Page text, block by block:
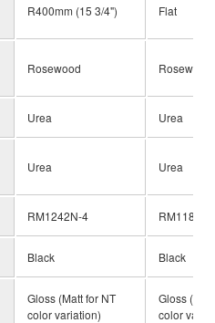
R400mm (15 3/4") Flat
Rosewood Rosewood
Urea Urea
Urea Urea
RM1242N-4
Black Black
Gloss (Matt for NT
color variation)
Gloss
color